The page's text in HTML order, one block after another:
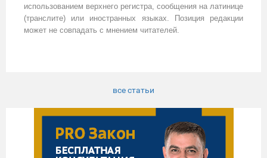
использованием верхнего регистра, сообщения на латинице
(транслите) или иностранных языках. Позиция редакции
может не совпадать с мнением читателей.
все статьи